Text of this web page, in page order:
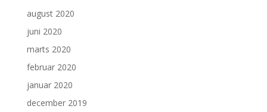
august 2020
juni 2020
marts 2020
februar 2020
januar 2020
december 2019